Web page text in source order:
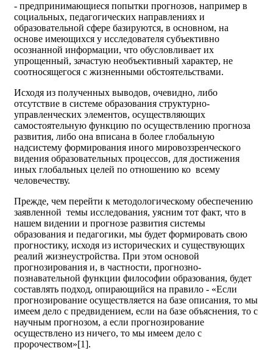
- предпринимающиеся попытки прогнозов, например в
социальных, педагогических направлениях и
образовательной сфере базируются, в основном, на
основе имеющихся у исследователя субъективно
осознанной информации, что обусловливает их
упрощенный, зачастую необъективный характер, не
соотносящегося с жизненными обстоятельствами.
Исходя из полученных выводов, очевидно, либо
отсутствие в системе образования структурно-
управленческих элементов, осуществляющих
самостоятельную функцию по осуществлению прогноза
развития, либо она вписана в более глобальную
надсистему формирования иного мировоззренческого
видения образовательных процессов, для достижения
иных глобальных целей по отношению ко всему
человечеству.
Прежде, чем перейти к методологическому обеспечению
заявленной темы исследования, уясним тот факт, что в
нашем видении и прогнозе развития системы
образования и педагогики, мы будет формировать свою
прогностику, исходя из исторических и существующих
реалий жизнеустройства. При этом основой
прогнозирования и, в частности, прогнозно-
познавательной функции философии образования, будет
составлять подход, опирающийся на правило - «Если
прогнозирование осуществляется на базе описания, то мы
имеем дело с предвидением, если на базе объяснения, то с
научным прогнозом, а если прогнозирование
осуществлено из ничего, то мы имеем дело с
пророчеством»[1].